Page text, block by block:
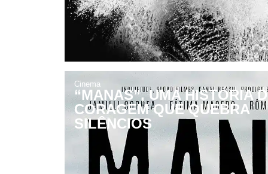
Cinema
“MANAS”, UMA HISTÓRIA
CORAGEM QUE QUEBRA
SILÊNCIOS